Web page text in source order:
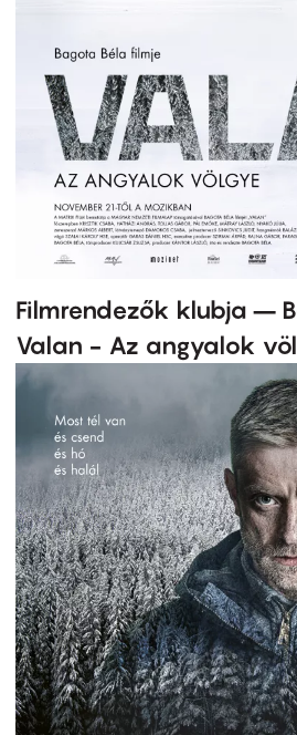
Filmrendezők klubja –
Valan - Az angyalok